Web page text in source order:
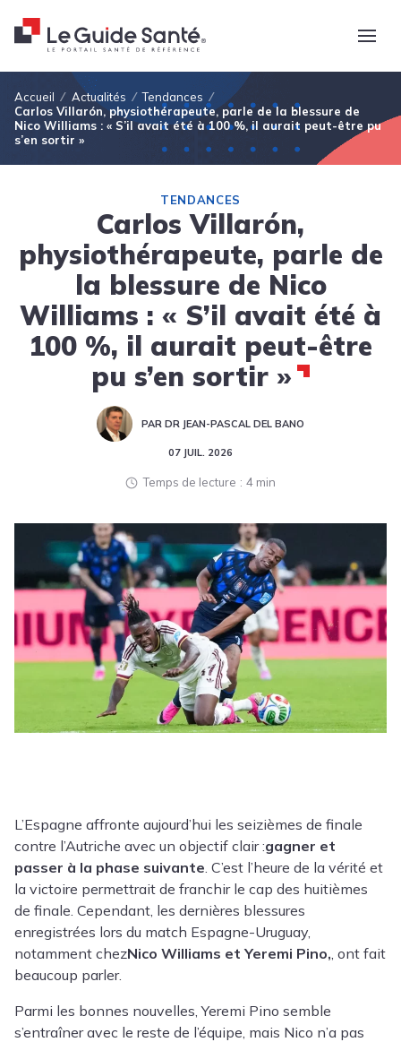
Fil d'Ariane
Accueil Actualités
Tendances
Carlos Villarón, physiothérapeute, parle de la blessure de
Nico Williams : « S’il avait été à 100 %, il aurait peut-être pu
s’en sortir »
TENDANCES
Carlos Villarón,
physiothérapeute, parle de
la blessure de Nico
Williams : « S’il avait été à
100 %, il aurait peut-être
pu s’en sortir »
PAR DR JEAN-PASCAL DEL BANO
07 JUIL. 2026
Temps de lecture 4 min
L’Espagne affronte aujourd’hui les seizièmes de finale
contre l’Autriche avec un objectif clair :gagner et
passer à la phase suivante . C’est l’heure de la vérité et
la victoire permettrait de franchir le cap des huitièmes
de finale. Cependant, les dernières blessures
enregistrées lors du match Espagne-Uruguay,
notamment chezNico Williams et Yeremi Pino, , ont fait
beaucoup parler.
Parmi les bonnes nouvelles, Yeremi Pino semble
s’entraîner avec le reste de l’équipe, mais Nico n’a pas